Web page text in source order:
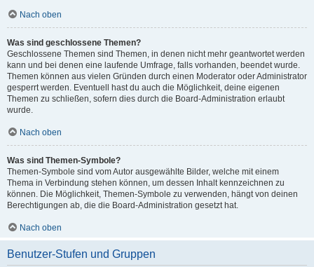
Nach oben
Was sind geschlossene Themen?
Geschlossene Themen sind Themen, in denen nicht mehr geantwortet werden
kann und bei denen eine laufende Umfrage, falls vorhanden, beendet wurde.
Themen können aus vielen Gründen durch einen Moderator oder Administrator
gesperrt werden. Eventuell hast du auch die Möglichkeit, deine eigenen
Themen zu schließen, sofern dies durch die Board-Administration erlaubt
wurde.
Nach oben
Was sind Themen-Symbole?
Themen-Symbole sind vom Autor ausgewählte Bilder, welche mit einem
Thema in Verbindung stehen können, um dessen Inhalt kennzeichnen zu
können. Die Möglichkeit, Themen-Symbole zu verwenden, hängt von deinen
Berechtigungen ab, die die Board-Administration gesetzt hat.
Nach oben
Benutzer-Stufen und Gruppen